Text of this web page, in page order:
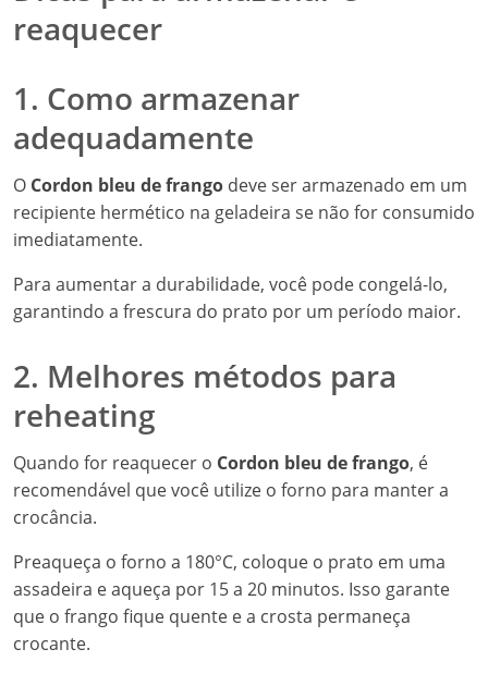
reaquecer
1. Como armazenar
adequadamente
O Cordon bleu de frango deve ser armazenado em um
recipiente hermético na geladeira se não for consumido
imediatamente.
Para aumentar a durabilidade, você pode congelá-lo,
garantindo a frescura do prato por um período maior.
2. Melhores métodos para
reheating
Quando for reaquecer o Cordon bleu de frango, é
recomendável que você utilize o forno para manter a
crocância.
Preaqueça o forno a 180°C, coloque o prato em uma
assadeira e aqueça por 15 a 20 minutos. Isso garante
que o frango fique quente e a crosta permaneça
crocante.